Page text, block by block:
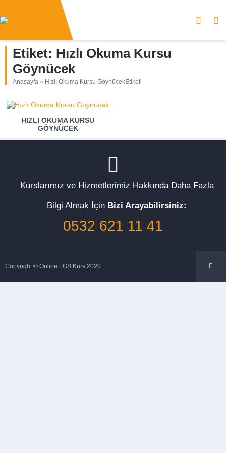
Etiket: Hızlı Okuma Kursu
Göynücek
Anasayfa » Hızlı Okuma Kursu GöynücekEtiketi
HIZLI OKUMA KURSU
GÖYNÜCEK
Kurslarımız ve Hizmetlerimiz Hakkında Daha Fazla
Bilgi Almak İçin Bizi Arayabilirsiniz:
0532 621 11 41
Copyright © Online LGS Kurs 2020.